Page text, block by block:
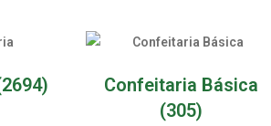
Confeitaria Básica
(305)